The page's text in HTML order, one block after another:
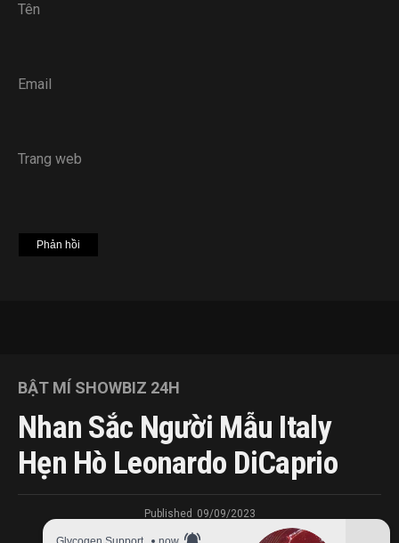
Tên
Email
Trang web
BẬT MÍ SHOWBIZ 24H
Nhan Sắc Người Mẫu Italy
Hẹn Hò Leonardo DiCaprio
Published 09/09/2023